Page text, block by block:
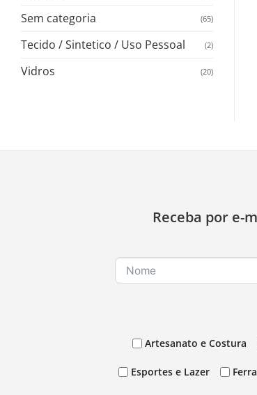
Sem categoria (65)
Tecido / Sintetico / Uso Pessoal (2)
Vidros (20)
Receba por e-
Artesanato e Costura
Esportes e Lazer